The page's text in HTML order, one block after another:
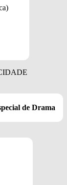
de Drama